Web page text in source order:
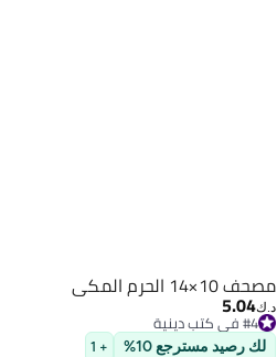
مصحف 10×14 الحرم المكي
د.ك‏5.04
#4 في كتب دينية
#4 في كتب دينية
لك رصيد مسترجع 10% + 1